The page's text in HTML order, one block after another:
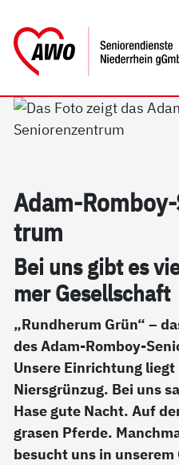
Adam-
trum
Bei uns gibt es
mer Ge­sell­schaft
„Rundherum Grün“ –
des Adam-Romboy-
Unsere Einrichtung
Niersgrünzug. Bei uns
Hase gute Nacht. Auf
grasen Pferde.
besucht uns in